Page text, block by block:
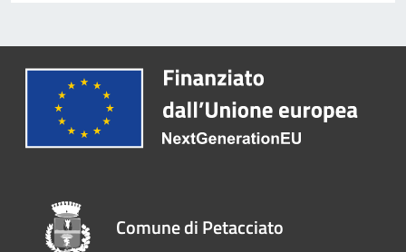
Comune di Petacciato